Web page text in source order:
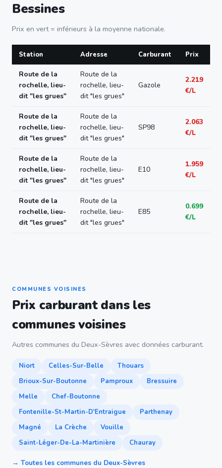
Bessines
Prix en vert = inférieurs à la moyenne nationale.
Station Adresse Carburant Prix
Route de la
rochelle, lieu-
dit "les grues"
Route de la
rochelle, lieu-
dit "les grues"
Gazole
2.219
€/L
Route de la
rochelle, lieu-
dit "les grues"
Route de la
rochelle, lieu-
dit "les grues"
SP98
2.063
€/L
Route de la
rochelle, lieu-
dit "les grues"
Route de la
rochelle, lieu-
dit "les grues"
E10
1.959
€/L
Route de la
rochelle, lieu-
dit "les grues"
Route de la
rochelle, lieu-
dit "les grues"
E85
0.699
€/L
COMMUNES VOISINES
Prix carburant dans les
communes voisines
Autres communes du Deux-Sèvres avec données carburant.
Niort Celles-Sur-Belle
Thouars
Brioux-Sur-Boutonne
Pamproux
Bressuire
Melle
Chef-Boutonne
Fontenille-St-Martin-D'Entraigue
Parthenay
Magné
La Crèche
Vouille
Saint-Léger-De-La-Martinière
Chauray
→ Toutes les communes du Deux-Sèvres